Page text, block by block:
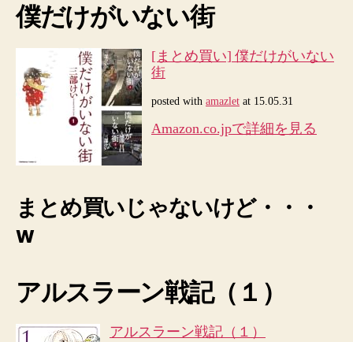
僕だけがいない街
[まとめ買い] 僕だけがいない
街
posted with amazlet at 15.05.31
Amazon.co.jpで詳細を見る
まとめ買いじゃないけど・・・
w
アルスラーン戦記（１）
アルスラーン戦記（１）